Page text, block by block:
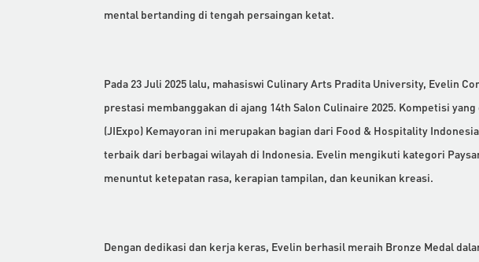
mental bertanding di tengah persaingan ketat.
Pada 23 Juli 2025 lalu, mahasiswi Culinary Arts Pradita University, Evelin
prestasi membanggakan di ajang 14th Salon Culinaire 2025. Kompetisi
(JIExpo) Kemayoran ini merupakan bagian dari Food & Hospitality
terbaik dari berbagai wilayah di Indonesia. Evelin mengikuti kategori
menuntut ketepatan rasa, kerapian tampilan, dan keunikan kreasi.
Dengan dedikasi dan kerja keras, Evelin berhasil meraih Bronze Medal